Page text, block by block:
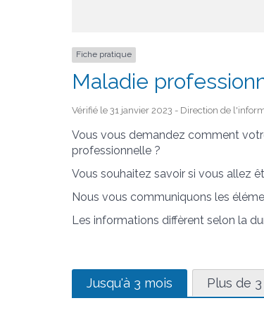
Fiche pratique
Maladie
Vérifié le 31 janvier 2023 - Direction de
Vous vous demandez comment
professionnelle ?
Vous souhaitez savoir si vous allez
Nous vous communiquons les
Les informations diffèrent selon la
Jusqu'à 3 mois Plus de